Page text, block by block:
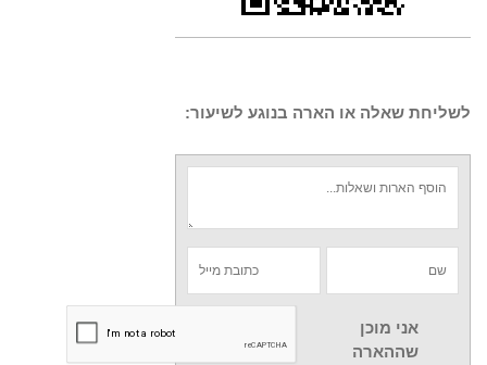
לשליחת שאלה או הארה בנוגע לשיעור:
אני מוכן
שההארה